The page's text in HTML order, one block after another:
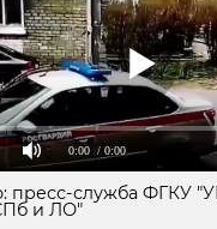
0:00 / 0:00
пресс-служба ФГКУ
и ЛО"